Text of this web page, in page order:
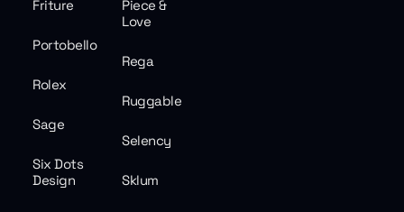
Friture
Piece &
Love
Portobello
Rega
Rolex
Ruggable
Sage
Selency
Six Dots
Design
Sklum